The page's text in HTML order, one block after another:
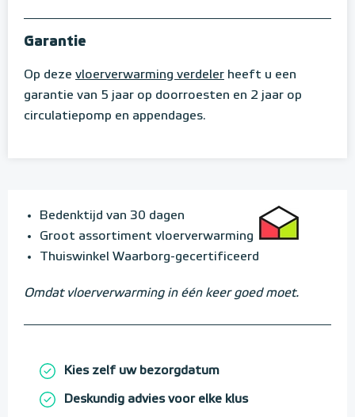
Garantie
Op deze vloerverwarming verdeler heeft u een
garantie van 5 jaar op doorroesten en 2 jaar op
circulatiepomp en appendages.
Bedenktijd van 30 dagen
Groot assortiment vloerverwarming
Thuiswinkel Waarborg-gecertificeerd
Omdat vloerverwarming in één keer goed moet.
Kies zelf uw bezorgdatum
Deskundig advies voor elke klus